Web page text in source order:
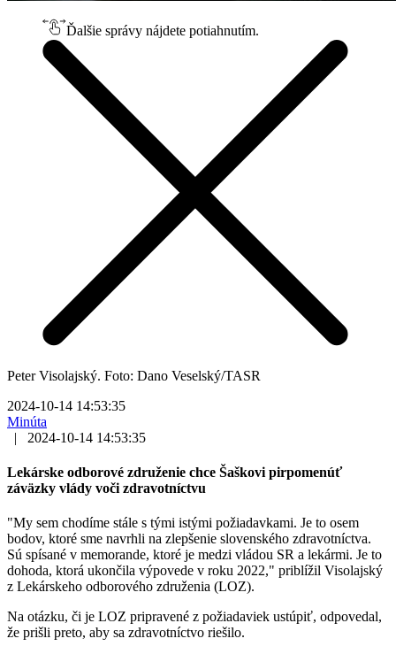
Ďalšie správy nájdete potiahnutím.
Peter Visolajský. Foto: Dano Veselský/TASR
2024-10-14 14:53:35
Minúta
|
2024-10-14 14:53:35
Lekárske odborové združenie chce Šaškovi pirpomenúť
záväzky vlády voči zdravotníctvu
"My sem chodíme stále s tými istými požiadavkami. Je to osem
bodov, ktoré sme navrhli na zlepšenie slovenského zdravotníctva.
Sú spísané v memorande, ktoré je medzi vládou SR a lekármi. Je to
dohoda, ktorá ukončila výpovede v roku 2022," priblížil Visolajský
z Lekárskeho odborového združenia (LOZ).
Na otázku, či je LOZ pripravené z požiadaviek ustúpiť, odpovedal,
že prišli preto, aby sa zdravotníctvo riešilo.